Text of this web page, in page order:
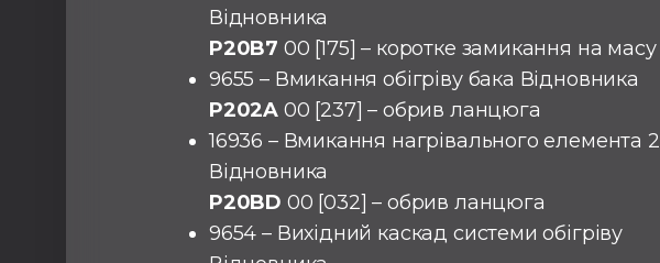
Відновника
P20B7 00 [175] – коротке замикання на масу
9655 – Вмикання обігріву бака Відновника
P202A 00 [237] – обрив ланцюга
16936 – Вмикання нагрівального елемента 2
Відновника
P20BD 00 [032] – обрив ланцюга
9654 – Вихідний каскад системи обігріву